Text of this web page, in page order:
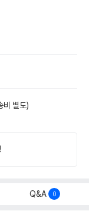
비 별도)
Q&A 0